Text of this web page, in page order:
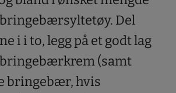
Del
i i to, legg på et godt lag
(samt
bringebær, hvis